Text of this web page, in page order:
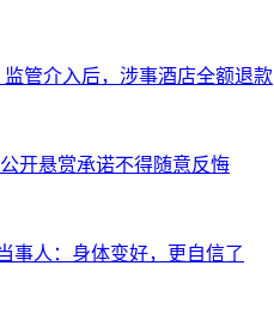
管介入后，涉事酒店全额退款
开悬赏承诺不得随意反悔
事人：身体变好，更自信了